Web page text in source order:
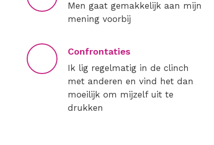
Men gaat gemakkelijk aan mijn
mening voorbij
Confrontaties
Ik lig regelmatig in de clinch
met anderen en vind het dan
moeilijk om mijzelf uit te
drukken